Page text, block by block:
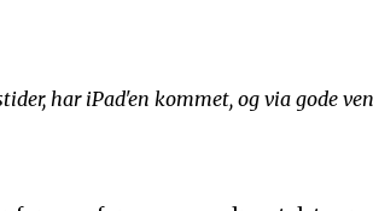
har iPad'en kommet, og via gode